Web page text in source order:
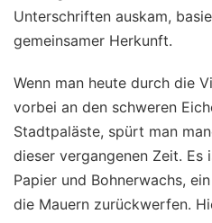
Unterschriften auskam,
gemeinsamer Herkunft.
Wenn man heute durch die
vorbei an den schweren
Stadtpaläste, spürt man
dieser vergangenen Zeit. Es
Papier und Bohnerwachs,
die Mauern zurückwerfen.